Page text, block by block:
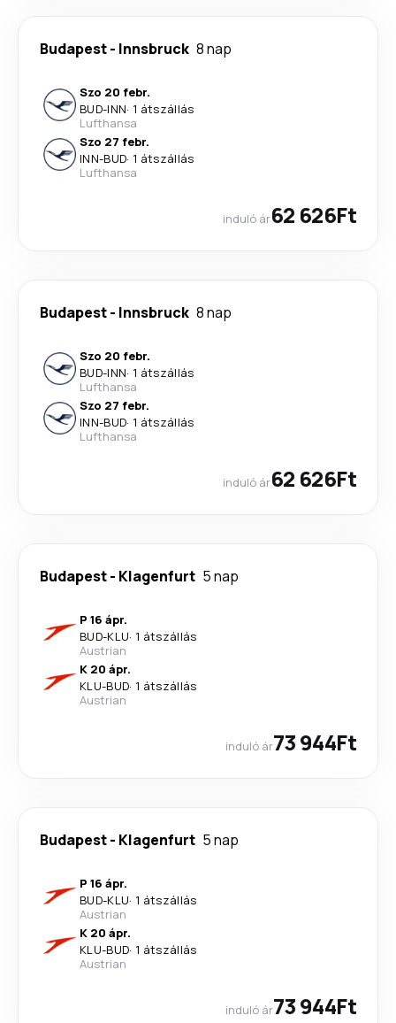
Budapest- Innsbruck 8 nap
Szo 20 febr.
BUD-INN· 1 átszállás
Lufthansa
Szo 27 febr.
INN-BUD· 1 átszállás
Lufthansa
induló ár62 626Ft
Budapest- Innsbruck 8 nap
Szo 20 febr.
BUD-INN· 1 átszállás
Lufthansa
Szo 27 febr.
INN-BUD· 1 átszállás
Lufthansa
induló ár62 626Ft
Budapest- Klagenfurt 5 nap
P 16 ápr.
BUD-KLU· 1 átszállás
Austrian
K 20 ápr.
KLU-BUD· 1 átszállás
Austrian
induló ár73 944Ft
Budapest- Klagenfurt 5 nap
P 16 ápr.
BUD-KLU· 1 átszállás
Austrian
K 20 ápr.
KLU-BUD· 1 átszállás
Austrian
induló ár73 944Ft